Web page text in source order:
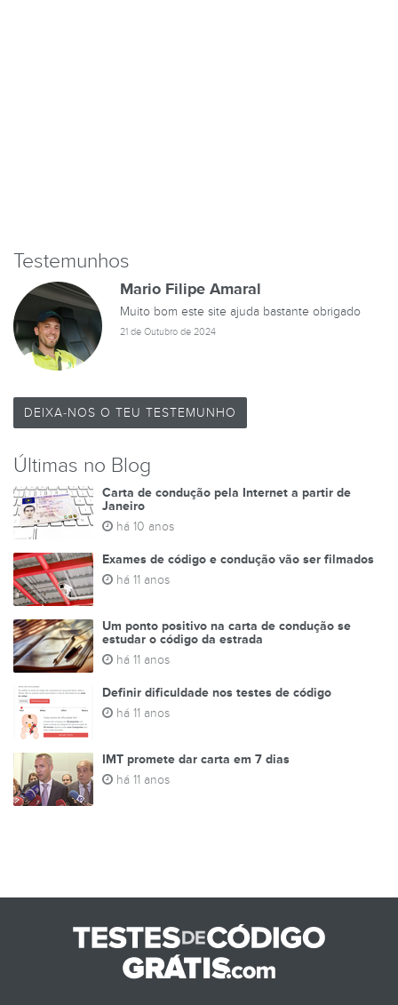
Testemunhos
Mario Filipe Amaral
Muito bom este site ajuda bastante obrigado
21 de Outubro de 2024
DEIXA-NOS O TEU TESTEMUNHO
Últimas no Blog
Carta de condução pela Internet a partir de
Janeiro
há 10 anos
Exames de código e condução vão ser filmados
há 11 anos
Um ponto positivo na carta de condução se
estudar o código da estrada
há 11 anos
Definir dificuldade nos testes de código
há 11 anos
IMT promete dar carta em 7 dias
há 11 anos